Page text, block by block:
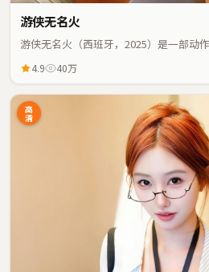
游侠无名火
游侠无名火（西班牙，2025）是一部动
奏紧凑。
4.9 40万
高
清